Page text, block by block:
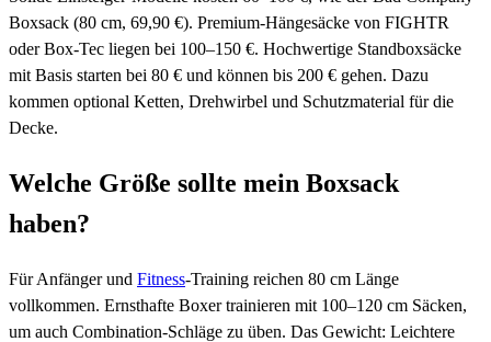
Boxsack (80 cm, 69,90 €). Premium-Hängesäcke von FIGHTR
oder Box-Tec liegen bei 100–150 €. Hochwertige Standboxsäcke
mit Basis starten bei 80 € und können bis 200 € gehen. Dazu
kommen optional Ketten, Drehwirbel und Schutzmaterial für die
Decke.
Welche Größe sollte mein Boxsack
haben?
Für Anfänger und Fitness-Training reichen 80 cm Länge
vollkommen. Ernsthafte Boxer trainieren mit 100–120 cm Säcken,
um auch Combination-Schläge zu üben. Das Gewicht: Leichtere